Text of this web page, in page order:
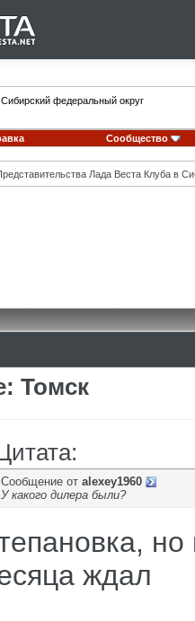
Сибирский федеральный округ
Сообщество
Лада Веста Клуба в
Томск
Сообщение от alexey1960
У какого дилера были?
но
ждал